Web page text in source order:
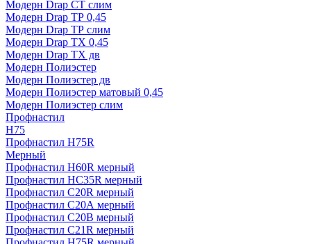
Модерн Drap СТ слим
Модерн Drap ТР 0,45
Модерн Drap ТР слим
Модерн Drap ТХ 0,45
Модерн Drap ТХ дв
Модерн Полиэстер
Модерн Полиэстер дв
Модерн Полиэстер матовый 0,45
Модерн Полиэстер слим
Профнастил
H75
Профнастил H75R
Мерный
Профнастил H60R мерный
Профнастил HC35R мерный
Профнастил С20R мерный
Профнастил С20А мерный
Профнастил С20В мерный
Профнастил С21R мерный